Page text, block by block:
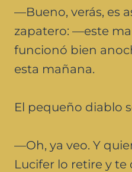
—Bueno, verás, es
zapatero: —este
funcionó bien
esta mañana.
El pequeño diablo
—Oh, ya veo. Y
Lucifer lo retire y te